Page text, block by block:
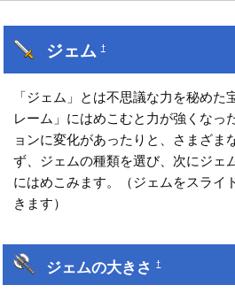
ジェム†
「ジェム」とは不思議な力を秘めた
レーム」にはめこむと力が強くなっ
ョンに変化があったりと、さまざま
ず、ジェムの種類を選び、次にジェ
にはめこみます。（ジェムをスライ
きます）
ジェムの大きさ†